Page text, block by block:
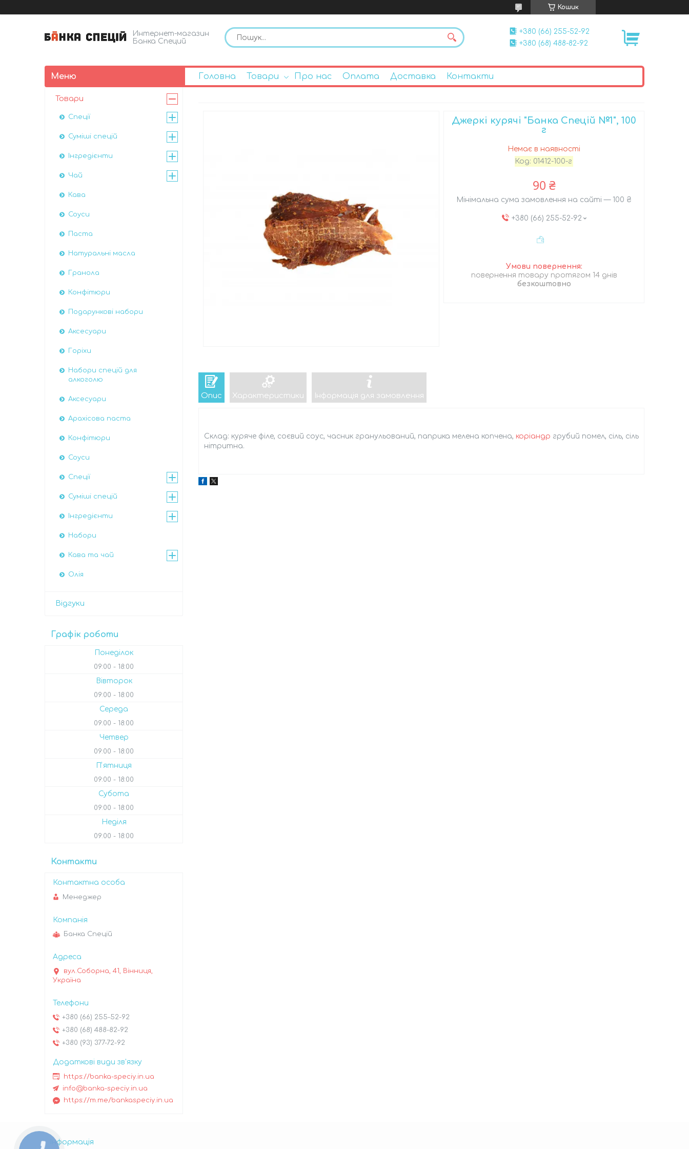
Кошик
Интернет-магазин
Банка Специй
+380 (66) 255-52-92
+380 (68) 488-82-92
Головна Товари Про нас Оплата Доставка Контакти
Джеркі курячі "Банка Спецій №1", 100
г
Немає в наявності
Код: 01412-100-г
90 ₴
Мінімальна сума замовлення на сайті — 100 ₴
+380 (66) 255-52-92
повернення товару протягом 14 днів
безкоштовно
Опис Характеристики Інформація для замовлення
Склад: куряче філе, соєвий соус, часник гранульований, паприка мелена копчена, коріандр грубий помел, сіль, сіль
нітритна.
Товари
Спеції
Суміші спецій
Інгредієнти
Чай
Кава
Соуси
Паста
Натуральні масла
Гранола
Конфітюри
Подарункові набори
Аксесуари
Горіхи
Набори спецій для
алкоголю
Аксесуари
Арахісова паста
Конфітюри
Соуси
Спеції
Суміші спецій
Інгредієнти
Набори
Кава та чай
Олія
Відгуки
Графік роботи
Понеділок
09:00 18:00
Вівторок
09:00 18:00
Середа
09:00 18:00
Четвер
09:00 18:00
Пʼятниця
09:00 18:00
Субота
09:00 18:00
Неділя
09:00 18:00
Контакти
Менеджер
Банка Спецій
вул.Соборна, 41, Вінниця,
Україна
+380 (66) 255-52-92
+380 (68) 488-82-92
+380 (93) 377-72-92
https://banka-speciy.in.ua
info@banka-speciy.in.ua
https://m.me/bankaspeciy.in.ua
Інформація